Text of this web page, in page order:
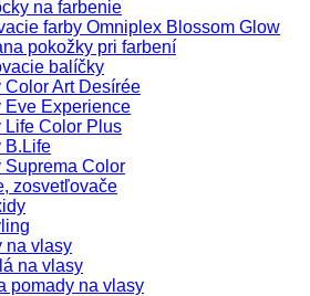
na farbenie
farby Omniplex Blossom Glow
pokožky pri farbení
balíčky
Color Art Desírée
Eve Experience
Life Color Plus
B.Life
Suprema Color
zosvetľovače
na vlasy
na vlasy
pomady na vlasy